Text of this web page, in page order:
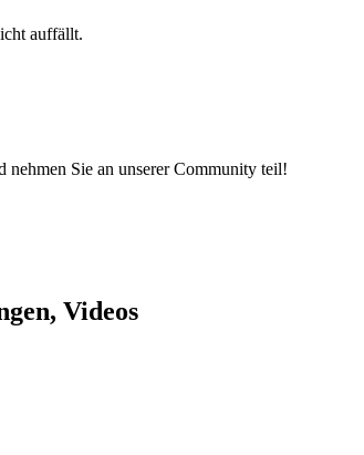
auffällt.
nehmen Sie an unserer Community teil!
Videos